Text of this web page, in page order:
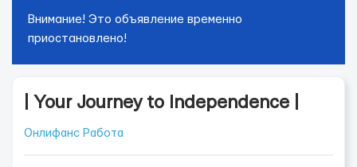
Внимание! Это объявление временно
приостановлено!
| Your Journey to Independence |
Онлифанс Работа